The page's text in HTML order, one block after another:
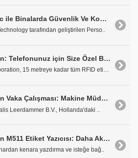
Passlogic ile Binalarda Güvenlik Ve Kontrolü Tek Noktadan Sağlama İmkanı
tarafından geliştirilen Perso..
Brady'den: Telefonunuz için Size Özel Bir Radar İster miydiniz?
Brady Corporation, 15 metreye kadar tüm RFID etike..
Brady'den Vaka Çalışması: Makine Müdahaleleri Sırasında Güvenliğin Artırılması - Royal Lactalis Leerdammer'de Uzman Kilitleme/Etiketleme Desteği
Leerdammer B.V., Hollanda'daki ..
Brady'den M511 Etiket Yazıcısı: Daha Akıllıca Çalışın. Daha Büyük Etiketler Yazdırın
kenara yazdırma ve isteğe bağ..